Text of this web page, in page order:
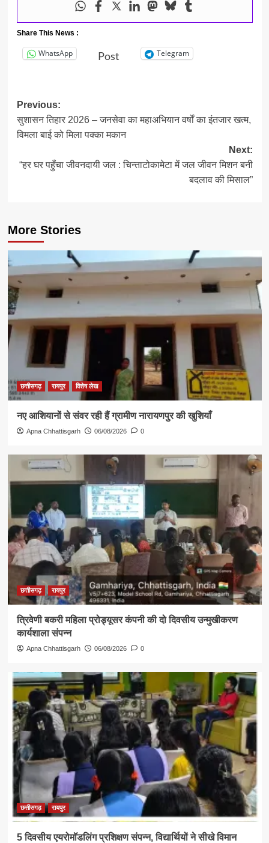
Share This News :
WhatsApp Post Telegram
Post
navigation
Previous:
सुशासन तिहार 2026 – जनसेवा का महाअभियान वर्षों का इंतजार खत्म,
विमला बाई को मिला पक्का मकान
Next:
“हर घर पहुँचा जीवनदायी जल : चिन्ताटोकामेटा में जल जीवन मिशन बनी
बदलाव की मिसाल”
More Stories
छत्तीसगढ़ रायपुर विशेष लेख
नए आशियानों से संवर रही हैं ग्रामीण नारायणपुर की खुशियाँ
Apna Chhattisgarh 06/08/2026 0
छत्तीसगढ़ रायपुर
त्रिवेणी बकरी महिला प्रोड्यूसर कंपनी की दो दिवसीय उन्मुखीकरण
कार्यशाला संपन्न
Apna Chhattisgarh 06/08/2026 0
छत्तीसगढ़ रायपुर
5 दिवसीय एयरोमॉडलिंग प्रशिक्षण संपन्न, विद्यार्थियों ने सीखे विमान